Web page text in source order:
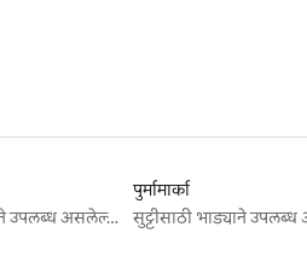
सुट्टीसाठी भाड्याने उपलब्ध असलेल्या जागा
पुर्मामार्का